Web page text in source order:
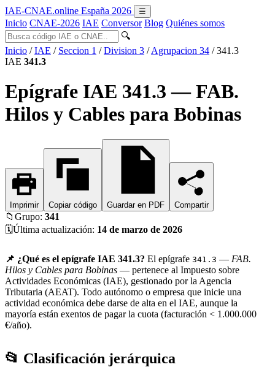
IAE-CNAE.online España 2026 ☰
Inicio CNAE-2026 IAE Conversor Blog Quiénes somos
🔍
Inicio / IAE / Seccion 1 / Division 3 / Agrupacion 34 / 341.3
IAE 341.3
Epígrafe IAE 341.3 — FAB.
Hilos y Cables para Bobinas
Imprimir Copiar código Guardar en PDF Compartir
📁 Grupo: 341
🗓️Última actualización: 14 de marzo de 2026
📌 ¿Qué es el epígrafe IAE 341.3? El epígrafe 341.3 — FAB.
Hilos y Cables para Bobinas — pertenece al Impuesto sobre
Actividades Económicas (IAE), gestionado por la Agencia
Tributaria (AEAT). Todo autónomo o empresa que inicie una
actividad económica debe darse de alta en el IAE, aunque la
mayoría están exentos de pagar la cuota (facturación < 1.000.000
€/año).
📂 Clasificación jerárquica